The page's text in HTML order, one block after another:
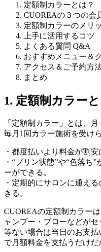
定額制カラーとは？
CUOREAの３つの会
定額制カラーのメリ
上手に活用するコツ
よくある質問 Q&A
おすすめメニュー＆
アクセス＆ご予約方
まとめ
1. 定額制カラー
「定額制カラー」とは、
毎月1回カラー施術を受け
・都度払いより料金が割
・“プリン状態”や“色落ち
ーができる。
・定期的にサロンに通え
きる。
CUOREAの定額制カラー
ャンプー・ブローなどが
等ない場合は当日のお支
で月額料金を支払うだけだ